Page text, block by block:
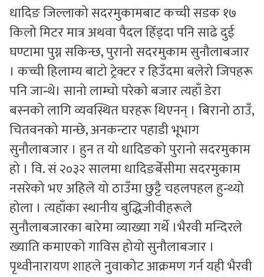
धादिङ जिल्लाको सदरमुकामबाट कच्ची सडक १७
किलो मिटर मात्र अथवा पैदल हिँड्दा पनि साढे दुई
घण्टामा पुग्न सकिन्छ, पुरानो सदरमुकाम सुनौलाबजार
। कच्ची हिलाम्य बाटो ट्रेक्टर र हिउँदमा बलेरो जिपहरू
पनि जान्थे। सानो लाम्चो परेको बजार त्यहाँ डेरा
बस्नको लागि व्यवस्थित घरहरू थिएनन् । बिरानो ठाउँ,
चितवनको मान्छे, अनकन्टार पहाडी भूभाग
सुनौलाबजार । हुन त यो धादिङको पुरानो सदरमुकाम
हो । वि. सं २०३२ सालमा धादिङबेँसीमा सदरमुकाम
नसरेको भए अहिले यो ठाउँमा छुट्टै चहलपहल हुन्थ्यो
होला । त्यहाँका स्थानीय बुद्धिजीवीहरूले
सुनौलाबजारका बारेमा व्याख्या गर्थे ।भैरवी मन्दिरले
ख्याति कमाएको गाविस होयो सुनौलाबजार ।
पृथ्वीनारायण शाहले नुवाकोट आक्रमण गर्न यही भैरवी